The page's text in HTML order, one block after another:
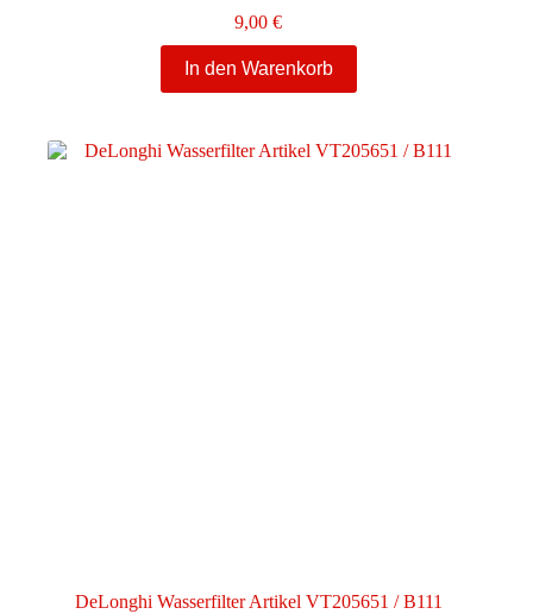
9,00€
In den Warenkorb
DeLonghi Wasserfilter Artikel VT205651 / B111